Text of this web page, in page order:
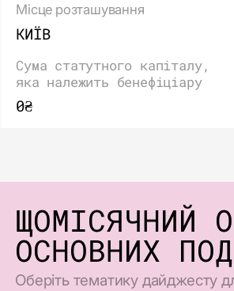
Місце розташування
КИЇВ
Сума статутного капіталу,
яка належить бенефіціару
0₴
ЩОМІСЯЧНИЙ
ОСНОВНИХ
Оберіть тематику дайджесту